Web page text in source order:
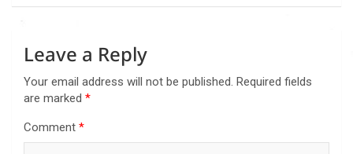
Leave a Reply
Your email address will not be published. Required fields
are marked *
Comment *